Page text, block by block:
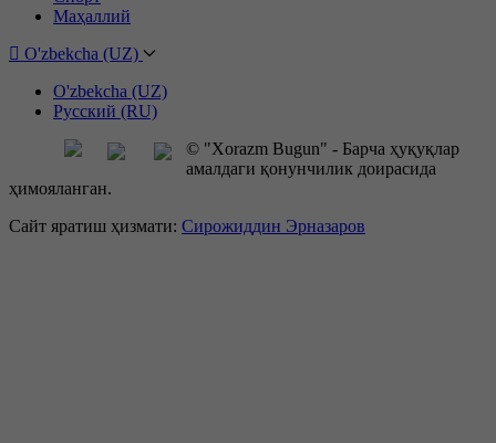
Маҳаллий
O'zbekcha (UZ)
O'zbekcha (UZ)
Русский (RU)
© "Xorazm Bugun" - Барча ҳуқуқлар
амалдаги қонунчилик доирасида
ҳимояланган.
Сайт яратиш ҳизмати: Сирожиддин Эрназаров